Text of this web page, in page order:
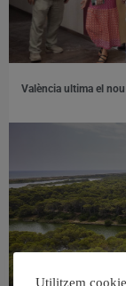
València ultima el
Utilitzem